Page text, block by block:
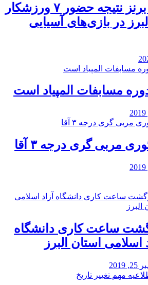
۲ مدال برنز نتیجه حضور ۷ ورزشکار
در بازی‌های آسیایی
مسابفات المپیاد است
مربی گری درجه ۳ آقا
ساعت کاری دانشگاه
اسلامی استان البرز